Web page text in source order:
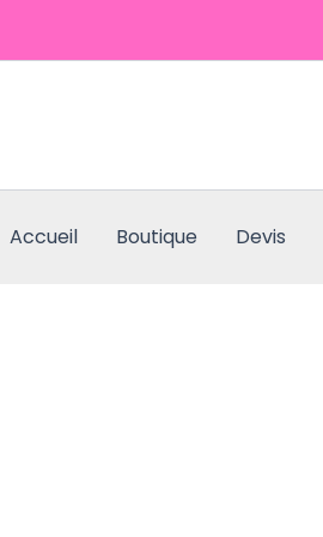
Accueil Boutique Devis